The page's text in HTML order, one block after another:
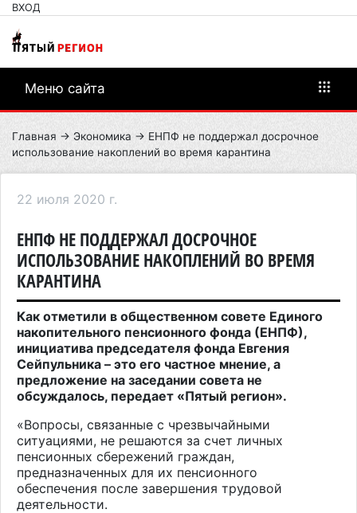
ВХОД
Меню сайта
Главная → Экономика → ЕНПФ не поддержал досрочное
использование накоплений во время карантина
22 июля 2020 г.
ЕНПФ НЕ ПОДДЕРЖАЛ ДОСРОЧНОЕ
ИСПОЛЬЗОВАНИЕ НАКОПЛЕНИЙ ВО ВРЕМЯ
КАРАНТИНА
Как отметили в общественном совете Единого
накопительного пенсионного фонда (ЕНПФ),
инициатива председателя фонда Евгения
Сейпульника – это его частное мнение, а
предложение на заседании совета не
обсуждалось, передает «Пятый регион».
«Вопросы, связанные с чрезвычайными
ситуациями, не решаются за счет личных
пенсионных сбережений граждан,
предназначенных для их пенсионного
обеспечения после завершения трудовой
деятельности.